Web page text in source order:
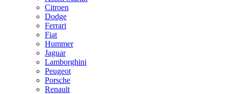
Citroen
Dodge
Ferrari
Fiat
Hummer
Jaguar
Lamborghini
Peugeot
Porsche
Renault